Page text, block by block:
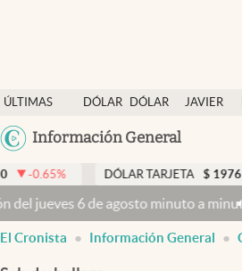
ÚLTIMAS
NOTICIAS
DÓLAR
DÓLAR
JAVIER
Información General
Dólar
Members
Economía y Política
Finanzas y Mercados
Mercados Online
DÓLAR TARJETA $ 1976 0.00 %
a minutoPropiedad privada: con
El Cronista Información General